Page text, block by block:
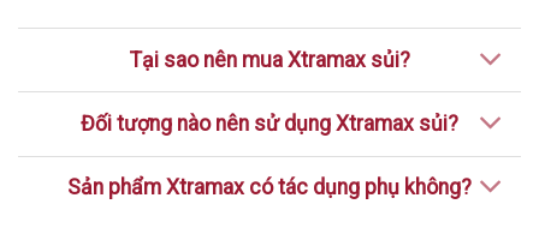
Tại sao nên mua Xtramax sủi?
Đối tượng nào nên sử dụng Xtramax sủi?
Sản phẩm Xtramax có tác dụng phụ không?